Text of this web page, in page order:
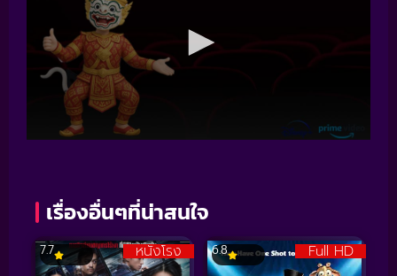
เรื่องอื่นๆที่น่าสนใจ
หนังโรง
7.7 Full HD
6.8